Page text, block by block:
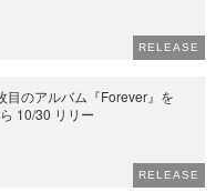
RELEASE
目のアルバム『Forever』を
10/30 リリー
RELEASE